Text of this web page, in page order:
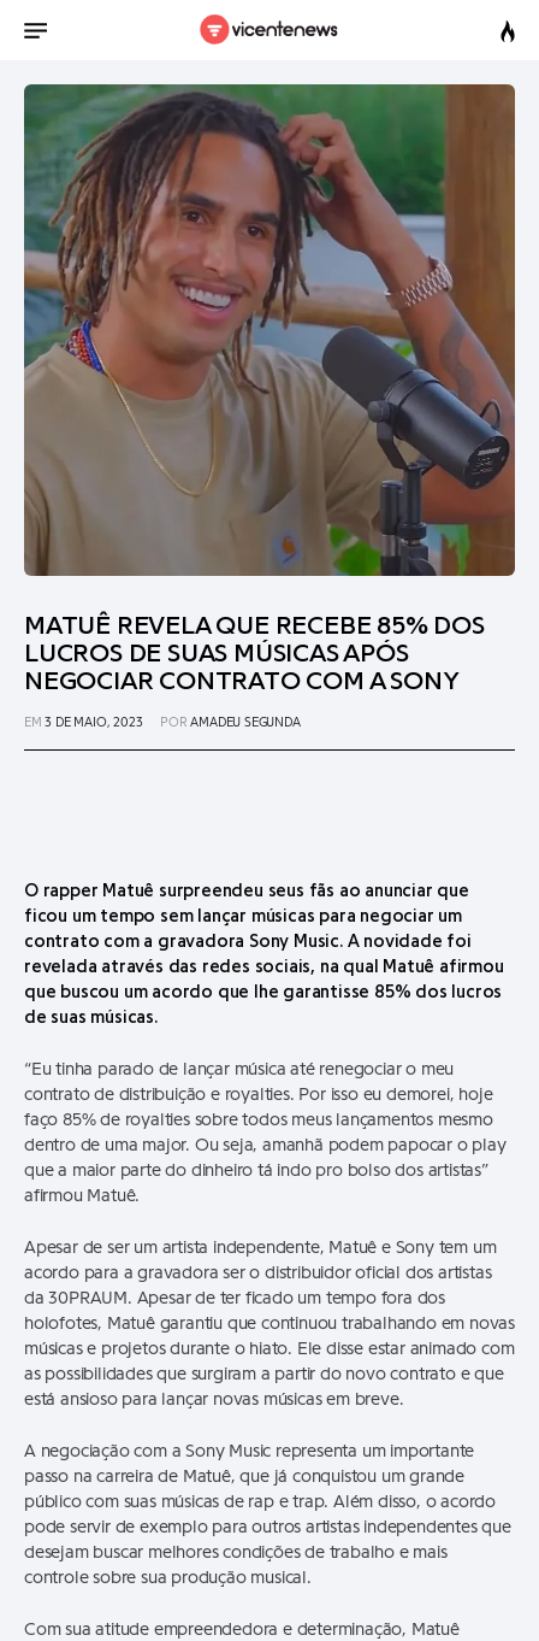
MATUÊ REVELA QUE RECEBE 85% DOS
LUCROS DE SUAS MÚSICAS APÓS
NEGOCIAR CONTRATO COM A SONY
EM3 DE MAIO, 2023 PORAMADEU SEGUNDA
O rapper Matuê surpreendeu seus fãs ao anunciar que
ficou um tempo sem lançar músicas para negociar um
contrato com a gravadora Sony Music. A novidade foi
revelada através das redes sociais, na qual Matuê afirmou
que buscou um acordo que lhe garantisse 85% dos lucros
de suas músicas.
“Eu tinha parado de lançar música até renegociar o meu
contrato de distribuição e royalties. Por isso eu demorei, hoje
faço 85% de royalties sobre todos meus lançamentos mesmo
dentro de uma major. Ou seja, amanhã podem papocar o play
que a maior parte do dinheiro tá indo pro bolso dos artistas”
afirmou Matuê.
Apesar de ser um artista independente, Matuê e Sony tem um
acordo para a gravadora ser o distribuidor oficial dos artistas
da 30PRAUM. Apesar de ter ficado um tempo fora dos
holofotes, Matuê garantiu que continuou trabalhando em novas
músicas e projetos durante o hiato. Ele disse estar animado com
as possibilidades que surgiram a partir do novo contrato e que
está ansioso para lançar novas músicas em breve.
A negociação com a Sony Music representa um importante
passo na carreira de Matuê, que já conquistou um grande
público com suas músicas de rap e trap. Além disso, o acordo
pode servir de exemplo para outros artistas independentes que
desejam buscar melhores condições de trabalho e mais
controle sobre sua produção musical.
Com sua atitude empreendedora e determinação, Matuê